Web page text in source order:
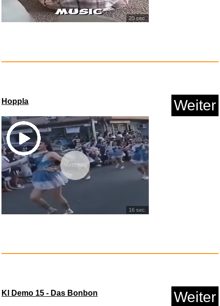
Edelstahl Druckaufnehmer 1/8
Anzeige
20 sec.
Hoppla Weiter
Vorschau
16 sec.
KI Demo 15 - Das Bonbon Weiter